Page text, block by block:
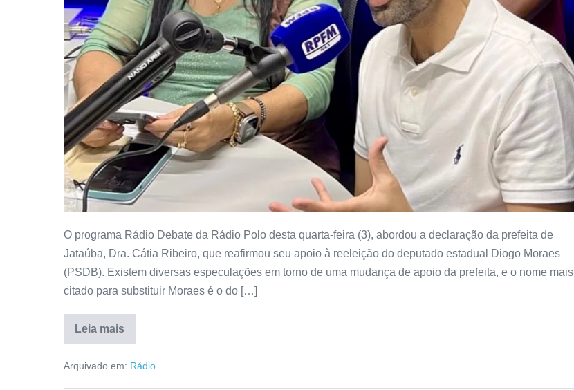
O programa Rádio Debate da Rádio Polo desta quarta-feira (3), abordou a declaração da prefeita de
Jataúba, Dra. Cátia Ribeiro, que reafirmou seu apoio à reeleição do deputado estadual Diogo Moraes
(PSDB). Existem diversas especulações em torno de uma mudança de apoio da prefeita, e o nome mais
citado para substituir Moraes é o do […]
Leia mais
Arquivado em: Rádio